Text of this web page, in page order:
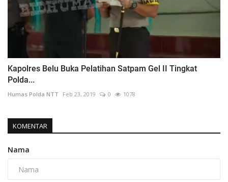
Kapolres Belu Buka Pelatihan Satpam Gel II Tingkat
Polda...
Humas Polda NTT Feb 23, 2019 0 1078
KOMENTAR
Nama